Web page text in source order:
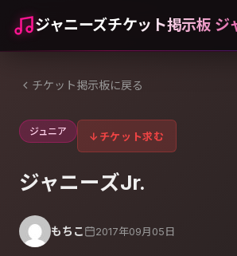
ジャニーズチケット掲示板 ジ
チケット掲示板に戻る
ジュニア ↓ チケット求む
ジャニーズJr.
もちこ 2017年09月05日